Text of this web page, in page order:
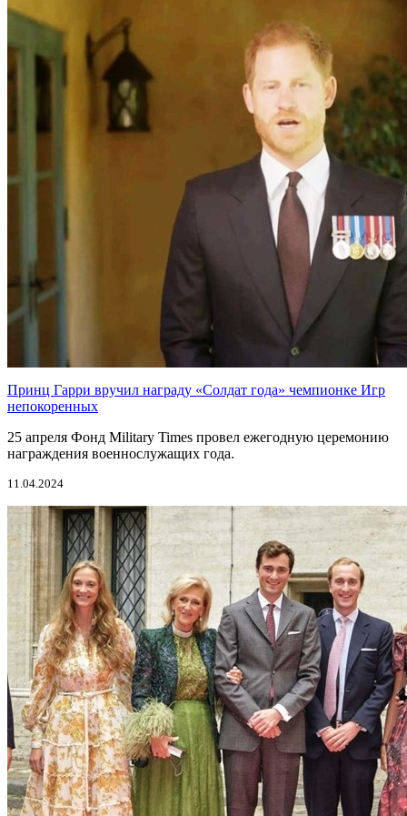
Принц Гарри вручил награду «Солдат года» чемпионке Игр
непокоренных
25 апреля Фонд Military Times провел ежегодную церемонию
награждения военнослужащих года.
11.04.2024